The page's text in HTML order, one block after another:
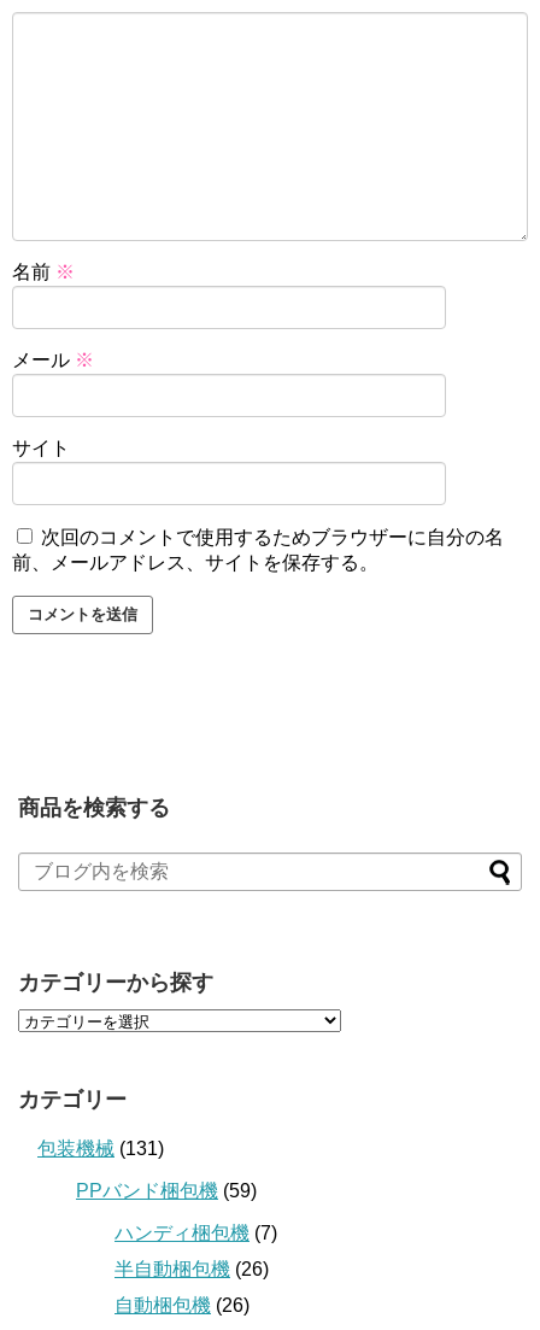
名前 ※
メール ※
サイト
次回のコメントで使用するためブラウザーに自分の名
前、メールアドレス、サイトを保存する。
商品を検索する
カテゴリーから探す
カテゴリー
包装機械 (131)
PPバンド梱包機 (59)
ハンディ梱包機 (7)
半自動梱包機 (26)
自動梱包機 (26)